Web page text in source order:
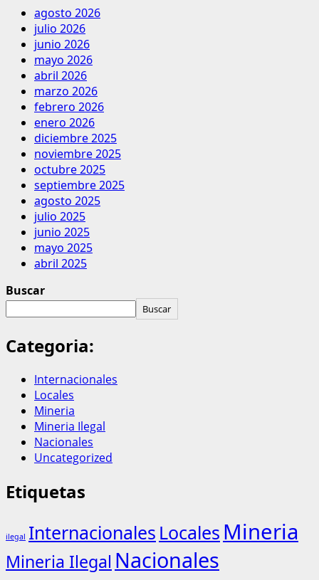
agosto 2026
julio 2026
junio 2026
mayo 2026
abril 2026
marzo 2026
febrero 2026
enero 2026
diciembre 2025
noviembre 2025
octubre 2025
septiembre 2025
agosto 2025
julio 2025
junio 2025
mayo 2025
abril 2025
Buscar
Buscar
Categoria:
Internacionales
Locales
Mineria
Mineria Ilegal
Nacionales
Uncategorized
Etiquetas
ilegal Internacionales Locales Mineria
Mineria Ilegal Nacionales